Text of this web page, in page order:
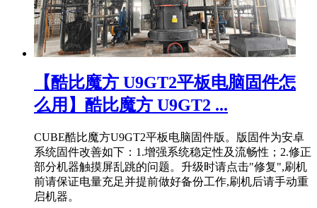
【酷比魔方 U9GT2平板电脑固件怎
么用】酷比魔方 U9GT2 ...
CUBE酷比魔方U9GT2平板电脑固件版。版固件为安卓
系统固件改善如下：1.增强系统稳定性及流畅性；2.修正
部分机器触摸屏乱跳的问题。升级时请点击"修复",刷机
前请保证电量充足并提前做好备份工作,刷机后请手动重
启机器。